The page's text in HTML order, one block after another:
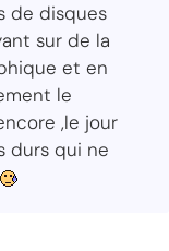
de disques
sur de la
et en
le
,le jour
durs qui ne